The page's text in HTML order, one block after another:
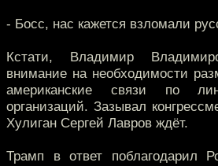
- Босс, нас кажется взломали
Кстати, Владимир
внимание на необходимости
американские связи по
организаций. Зазывал
Хулиган Сергей Лавров ждёт.
Трамп в ответ поблагодарил